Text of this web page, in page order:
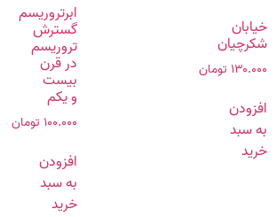
خیابان
شکرچیان
۱۳۰.۰۰۰ تومان
افزودن
به سبد
خرید
ابرتروریسم
گسترش
تروریسم
در قرن
بیست‌
و یکم
۱۰۰.۰۰۰ تومان
افزودن
به سبد
خرید